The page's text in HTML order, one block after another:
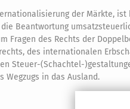
der Märkte,
Beantwortung
Fragen des Rechts der
des internationalen
Steuer-(Schachtel-
Wegzugs in das Ausland.